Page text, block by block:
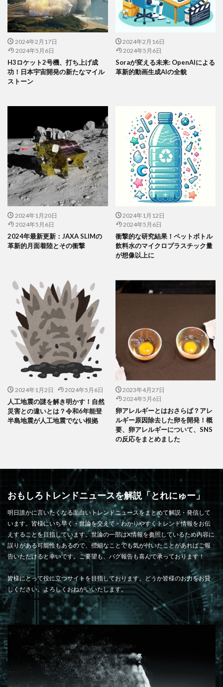
2024年2月17日
2024年5月6日
H3ロケット2号機、打ち上げ成
功！日本宇宙開発の新たなマイル
ストーン
2024年2月16日
2024年5月6日
Soraが変える未来: OpenAIによる
革新的動画生成AIの全貌
2024年1月20日
2024年5月6日
2024年最新更新：JAXA SLIMの
革新的月面着陸とその衝撃
2024年1月12日
2024年5月6日
衝撃的な研究結果！ペットボトル
飲料水のマイクロプラスチック量
が想像以上に
2024年1月2日 2024年5月6日
人工地震の謎を解き明かす！自然
災害との違いとは？令和6年能登
半島地震が人工地震でない根拠
2023年4月27日
2024年5月6日
卵アレルギーとはおさらば？アレ
ルギー原因除去した卵を開発！概
要、卵アレルギーについて、SNS
の反応をまとめました
おもしろトレンドニュースを解説「とれにゅー」
明日誰かに言いたくなる面白いトレンドニュースをまとめて解説・発信して
います。皆様にいち早く・世論を交えて・わかりやすくトレンド情報をお伝
えすることを目指しています。世論の一部はX情報を参照しているため内容に
誤りがある可能性もあるので、些細なことでも気が付いたことがあればご報
告いただけると幸いです。ご要望も、バグ報告も喜んで承っております！
皆様にとって役に立つサイトを目指しております。どうか皆様のお力をお貸
しください。よろしくおねがいいたします。